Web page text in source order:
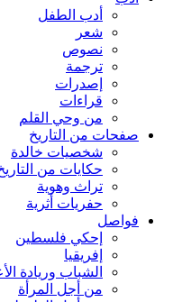
أدب الطفل
شعر
نصوص
ترجمة
إصدرات
قراءات
من وحي القلم
صفحات من التاريخ
شخصيات خالدة
حكايات من التاريخ
تراث وهوية
حفريات أثرية
فواصل
إحكي فلسطين
إفريقيا
الشباب وريادة الأعمال
من أجل المرأة